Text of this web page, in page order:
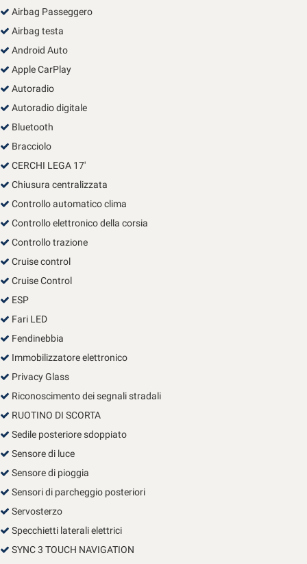
Airbag Passeggero
Airbag testa
Android Auto
Apple CarPlay
Autoradio
Autoradio digitale
Bluetooth
Bracciolo
CERCHI LEGA 17'
Chiusura centralizzata
Controllo automatico clima
Controllo elettronico della corsia
Controllo trazione
Cruise control
Cruise Control
ESP
Fari LED
Fendinebbia
Immobilizzatore elettronico
Privacy Glass
Riconoscimento dei segnali stradali
RUOTINO DI SCORTA
Sedile posteriore sdoppiato
Sensore di luce
Sensore di pioggia
Sensori di parcheggio posteriori
Servosterzo
Specchietti laterali elettrici
SYNC 3 TOUCH NAVIGATION